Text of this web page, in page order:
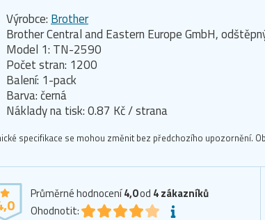
Výrobce: Brother
Brother Central and Eastern Europe GmbH,
Model 1: TN-2590
Počet stran: 1200
Balení: 1-pack
Barva: černá
Náklady na tisk: 0.87 Kč / strana
specifikace se mohou změnit bez předchozího upozornění.
Průměrné hodnocení4,0od 4zákazníků
Ohodnotit: